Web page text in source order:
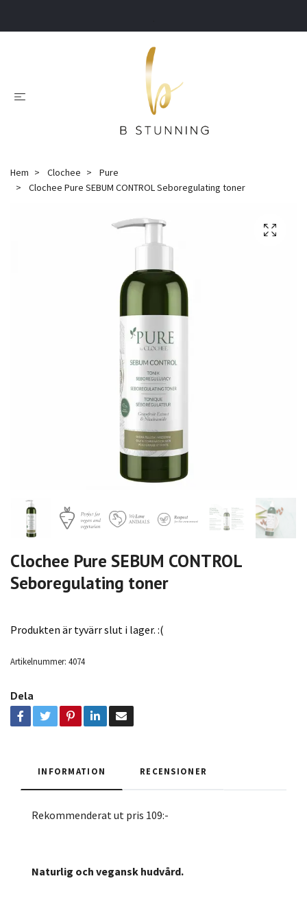
Hem Clochee
Pure
Clochee Pure SEBUM CONTROL Seboregulating toner
Clochee Pure SEBUM CONTROL
Seboregulating toner
Produkten är tyvärr slut i lager. :(
Artikelnummer: 4074
Dela
INFORMATION RECENSIONER
Rekommenderat ut pris 109:-
Naturlig och vegansk hudvård.